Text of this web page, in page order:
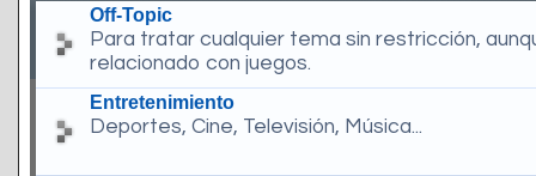
Off-Topic
Para tratar cualquier tema sin restricción,
relacionado con juegos.
Entretenimiento
Deportes, Cine, Televisión, Música...